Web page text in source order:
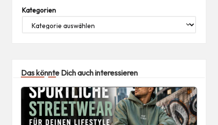
Kategorien
Das könnte Dich auch interessieren